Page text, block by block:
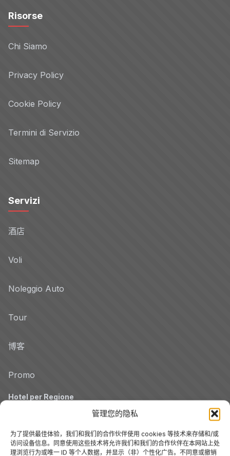
管理您的隐私
为了提供最佳体验，我们和我们的合作伙伴使用 cookies 等技术来存储和/或
访问设备信息。同意使用这些技术将允许我们和我们的合作伙伴在本网站上处
理浏览行为或唯一 ID 等个人数据，并显示（非）个性化广告。不同意或撤销
Risorse
Chi Siamo
Privacy Policy
Cookie Policy
Termini di Servizio
Sitemap
Servizi
酒店
Voli
Noleggio Auto
Tour
博客
Promo
Hotel per Regione
托斯卡纳